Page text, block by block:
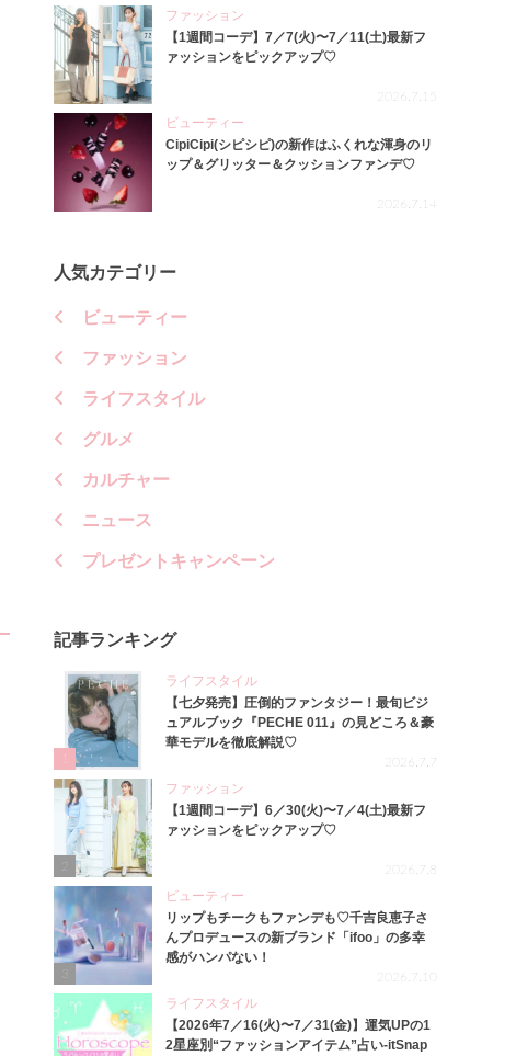
ファッション
【1週間コーデ】7／7(火)〜7／11(土)最新フ
ァッションをピックアップ♡
2026.7.15
ビューティー
CipiCipi(シピシピ)の新作はふくれな渾身のリ
ップ＆グリッター＆クッションファンデ♡
2026.7.14
人気カテゴリー
ビューティー
ファッション
ライフスタイル
グルメ
カルチャー
ニュース
プレゼントキャンペーン
記事ランキング
ライフスタイル
【七夕発売】圧倒的ファンタジー！最旬ビジ
ュアルブック『PECHE 011』の見どころ＆豪
華モデルを徹底解説♡
2026.7.7
ファッション
【1週間コーデ】6／30(火)〜7／4(土)最新フ
ァッションをピックアップ♡
2026.7.8
3
ビューティー
リップもチークもファンデも♡千吉良恵子さ
んプロデュースの新ブランド「ifoo」の多幸
感がハンパない！
2026.7.10
ライフスタイル
【2026年7／16(火)〜7／31(金)】運気UPの1
2星座別“ファッションアイテム”占い-itSnap